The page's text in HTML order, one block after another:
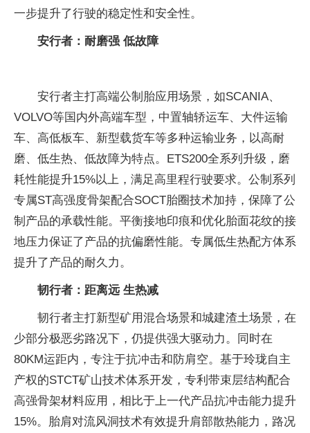
一步提升了行驶的稳定性和安全性。
安行者：耐磨强 低故障
安行者主打高端公制胎应用场景，如SCANIA、
VOLVO等国内外高端车型，中置轴轿运车、大件运输
车、高低板车、新型载货车等多种运输业务，以高耐
磨、低生热、低故障为特点。ETS200全系列升级，磨
耗性能提升15%以上，满足高里程行驶要求。公制系列
专属ST高强度骨架配合SOCT胎圈技术加持，保障了公
制产品的承载性能。平衡接地印痕和优化胎面花纹的接
地压力保证了产品的抗偏磨性能。专属低生热配方体系
提升了产品的耐久力。
韧行者：距离远 生热减
韧行者主打新型矿用混合场景和城建渣土场景，在
少部分极恶劣路况下，仍提供强大驱动力。同时在
80KM运距内，专注于抗冲击和防肩空。基于玲珑自主
产权的STCT矿山技术体系开发，专利带束层结构配合
高强骨架材料应用，相比于上一代产品抗冲击能力提升
15%。胎肩对流风洞技术有效提升肩部散热能力，路况